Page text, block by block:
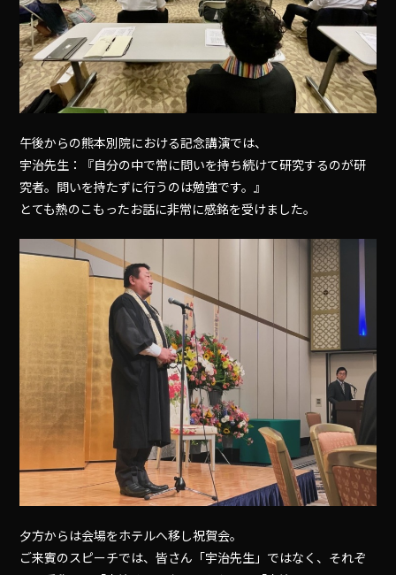
午後からの熊本別院における記念講演では、
宇治先生：『自分の中で常に問いを持ち続けて研究するのが研
究者。問いを持たずに行うのは勉強です。』
とても熱のこもったお話に非常に感銘を受けました。
夕方からは会場をホテルへ移し祝賀会。
ご来賓のスピーチでは、皆さん「宇治先生」ではなく、それぞ